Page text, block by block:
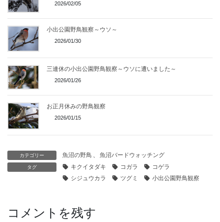
2026/02/05
小出公園野鳥観察～ウソ～
2026/01/30
三連休の小出公園野鳥観察～ウソに遭いました～
2026/01/26
お正月休みの野鳥観察
2026/01/15
カテゴリー 魚沼の野鳥 、 魚沼バードウォッチング
タグ キクイタダキ コガラ
コゲラ
シジュウカラ
ツグミ 小出公園野鳥観察
コメントを残す